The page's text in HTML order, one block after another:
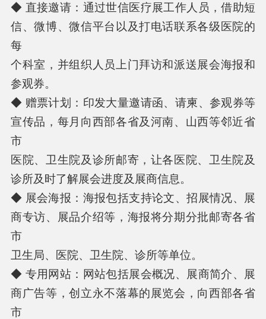
◆ 直接邀请：通过世信医疗展工作人员，借助短
信、微博、微信平台以及打电话联系各级医院的
每
个科室，并组织人员上门拜访和派送展会海报和
参观券。
◆ 赠票计划：印发大量邀请函、请柬、参观券等
宣传品，每月向西部各省及河南、山西等邻近省
市
医院、卫生院及诊所邮寄，让各医院、卫生院及
诊所及时了解展会进度及展商信息。
◆ 展会海报：海报包括支持论文、招展情况、展
商专访、展品介绍等，海报将分期分批邮寄各省
市
卫生局、医院、卫生院、诊所等单位。
◆ 专用网站：网站包括展会概况、展商简介、展
商广告等，创立永不落幕的展览会，向西部各省
市